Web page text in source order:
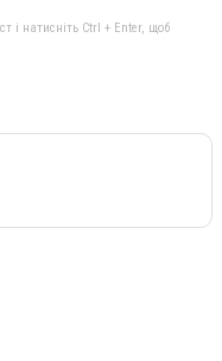
і натисніть Ctrl + Enter, щоб